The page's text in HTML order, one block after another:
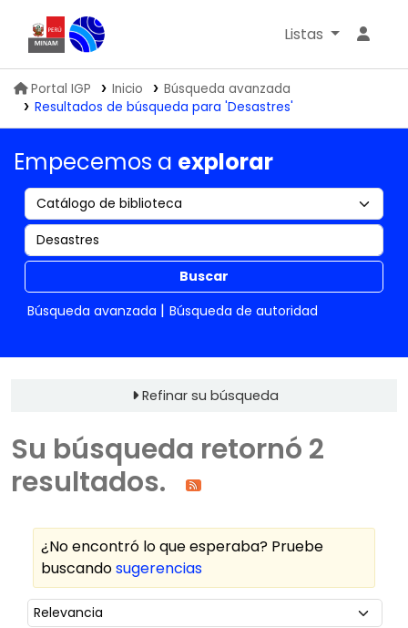
Biblioteca IGP
Listas
Portal IGP Inicio
Búsqueda avanzada
Resultados de búsqueda para 'Desastres'
Empecemos a explorar
Buscar
Búsqueda avanzada
Búsqueda de autoridad
Refinar su búsqueda
Su búsqueda retornó 2
resultados.
¿No encontró lo que esperaba? Pruebe
buscandosugerencias
Ordenar
Ordenar por: